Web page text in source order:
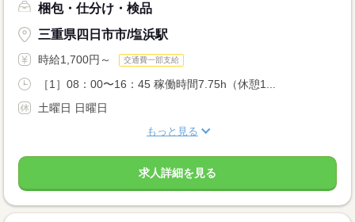
梱包・仕分け・検品
三重県四日市市/塩浜駅
時給1,700円～ 交通費一部支給
［1］08：00〜16：45 稼働時間7.75h（休憩1...
土曜日 日曜日
もっと見る
求人詳細を見る